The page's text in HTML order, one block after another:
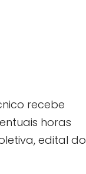
recebe
horas
edital do